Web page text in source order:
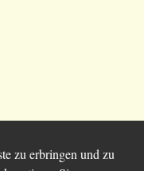
zu erbringen und zu